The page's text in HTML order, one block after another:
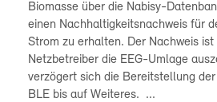
Biomasse über die Nabisy-
einen Nachhaltigkeitsnachweis für
Strom zu erhalten. Der Nachweis
Netzbetreiber die EEG-Umlage
verzögert sich die Bereitstellung
BLE bis auf Weiteres. ...